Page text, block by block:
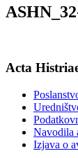
Acta
Navodila
Izjava o